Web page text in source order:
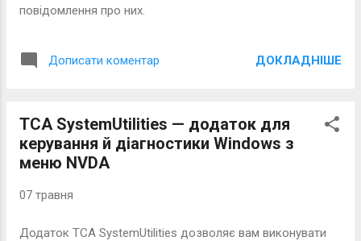
повідомлення про них.
Дописати коментар ДОКЛАДНІШЕ
TCA SystemUtilities — додаток для
керування й діагностики Windows з
меню NVDA
07 травня
Додаток TCA SystemUtilities дозволяє вам виконувати